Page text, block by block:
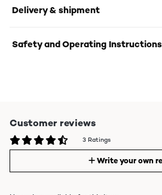
Delivery & shipment
Safety and Operating Instructions
Customer reviews
3 Ratings
Write your own